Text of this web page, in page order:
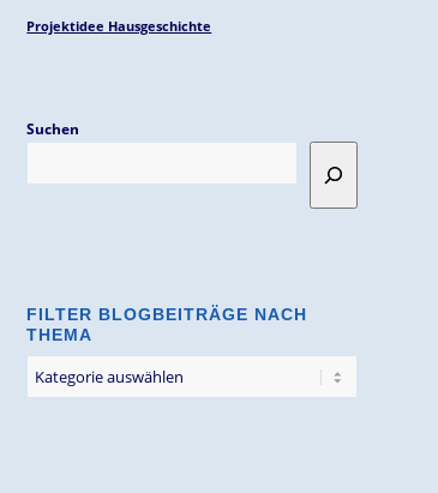
Projektidee Hausgeschichte
Suchen
FILTER BLOGBEITRÄGE NACH
THEMA
Blogbeiträge